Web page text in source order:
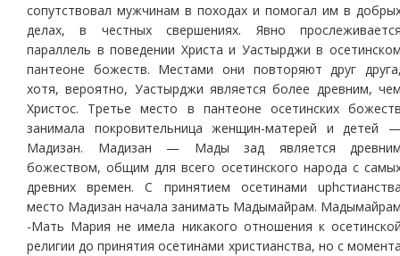
сопутствовал мужчинам в походах и помогал им в
делах, в честных свершениях. Явно
параллель в поведении Христа и Уастырджи в
пантеоне божеств. Местами они повторяют друг
хотя, вероятно, Уастырджи является более древним,
Христос. Третье место в пантеоне осетинских
занимала покровительница женщин-матерей и детей
Мадизан. Мадизан — Мады зад является
божеством, общим для всего осетинского народа с
древних времен. С принятием осетинами
место Мадизан начала занимать Мадымайрам.
-Мать Мария не имела никакого отношения к
религии до принятия осетинами христианства, но с